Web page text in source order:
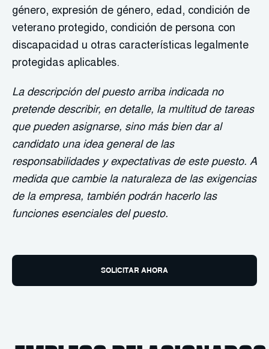
género, expresión de género, edad, condición de
veterano protegido, condición de persona con
discapacidad u otras características legalmente
protegidas aplicables.
La descripción del puesto arriba indicada no
pretende describir, en detalle, la multitud de tareas
que pueden asignarse, sino más bien dar al
candidato una idea general de las
responsabilidades y expectativas de este puesto. A
medida que cambie la naturaleza de las exigencias
de la empresa, también podrán hacerlo las
funciones esenciales del puesto.
SOLICITAR AHORA